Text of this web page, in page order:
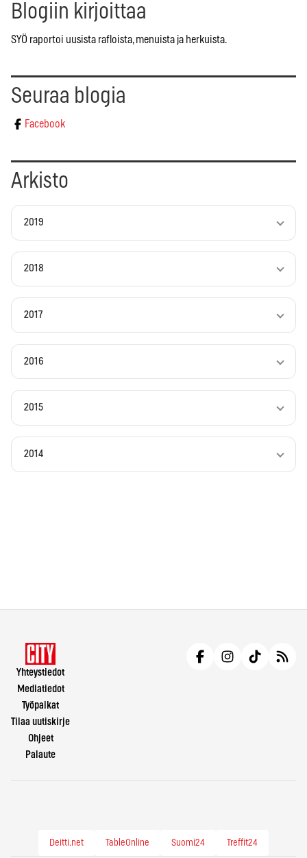
Blogiin kirjoittaa
SYÖ raportoi uusista rafloista, menuista ja herkuista.
Seuraa blogia
Facebook
Arkisto
2019
2018
2017
2016
2015
2014
Yhteystiedot
Mediatiedot
Työpaikat
Tilaa uutiskirje
Ohjeet
Palaute
Deitti.net TableOnline Suomi24 Treffit24